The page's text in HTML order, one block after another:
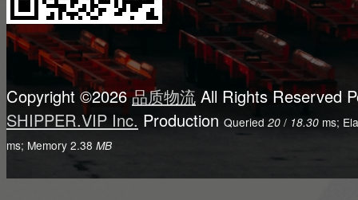
Copyright ©2026品质物流 All Rights Reserved
SHIPPER.VIP Inc. Production Queried20 / 18.30 ms;
ms; Memory 2.38 MB